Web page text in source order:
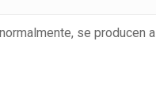
se producen a